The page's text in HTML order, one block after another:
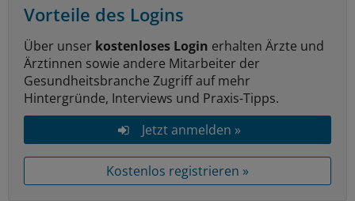
Vorteile des Logins
Über unser kostenloses Login erhalten Ärzte und
Ärztinnen sowie andere Mitarbeiter der
Gesundheitsbranche Zugriff auf mehr
Hintergründe, Interviews und Praxis-Tipps.
Jetzt anmelden »
Kostenlos registrieren »